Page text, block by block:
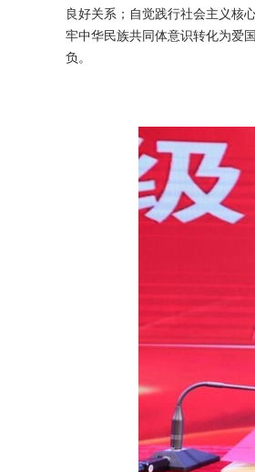
良好关系；自觉践行社会主义核
牢中华民族共同体意识转化为爱
负。